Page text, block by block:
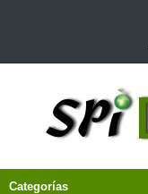
Categorías